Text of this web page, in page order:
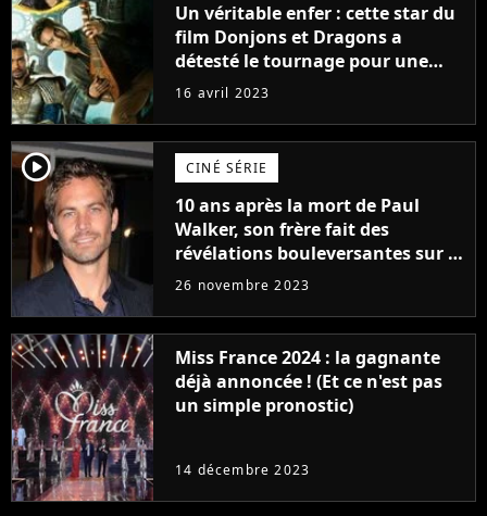
Un véritable enfer : cette star du
film Donjons et Dragons a
détesté le tournage pour une
raison très spéciale
16 avril 2023
player2 CINÉ SÉRIE
10 ans après la mort de Paul
Walker, son frère fait des
révélations bouleversantes sur la
réaction des acteurs de Fast and
26 novembre 2023
Miss France 2024 : la gagnante
déjà annoncée ! (Et ce n'est pas
un simple pronostic)
14 décembre 2023